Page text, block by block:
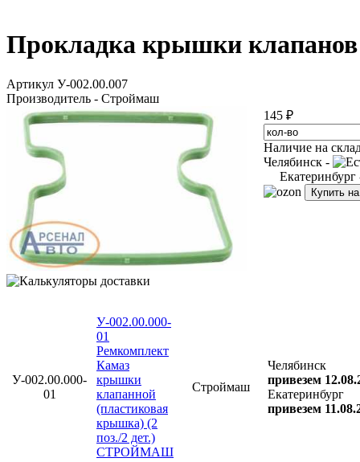
Прокладка крышки
Артикул У-002.00.007
Производитель - Строймаш
145 ₽
Наличие на
Челябинск -
Купить
У-002.00.000-
01
У-002.00.000-
01
Ремкомплект
Камаз
крышки
клапанной
(пластиковая
крышка) (2
поз./2 дет.)
СТРОЙМАШ
Строймаш
Челябинск
привезем
Екатеринбург
привезем